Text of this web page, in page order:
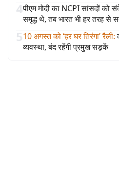
4पीएम मोदी का NCPI सांसदों
समृद्ध थे, तब भारत भी हर तरह से
510 अगस्त को ‘हर घर तिरंगा’ रैली:
व्यवस्था, बंद रहेंगी प्रमुख सड़कें